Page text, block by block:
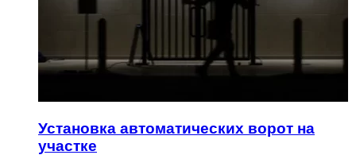
Установка автоматических ворот на
участке